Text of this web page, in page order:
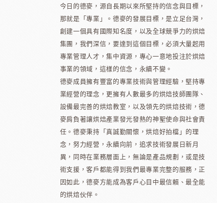
今日的德麥，源自長期以來所堅持的信念與目標，
那就是「專業」。德麥的發展目標，是立足台灣，
創建一個具有國際知名度，以及全球競爭力的烘焙
集團，我們深信，要達到這個目標，必須大量起用
專業管理人才，集中資源，專心一意地投注於烘焙
事業的領域，這樣的信念，永續不變。
德麥成員擁有豐富的專業技術與管理經驗，堅持專
業經營的理念，更擁有人數最多的烘焙技師團隊、
設備最完善的烘焙教室，以及領先的烘焙技術，德
麥肩負著讓烘焙產業發光發熱的神聖使命與社會責
任。德麥秉持「真誠勤關懷，烘焙好拍檔」的理
念，努力經營，永續向前，追求技術發展日新月
異，同時在業務層面上，無論是產品規劃，或是技
術支援，客戶都能得到我們最專業完整的服務，正
因如此，德麥方能成為客戶心目中最信賴、最全能
的烘焙伙伴。